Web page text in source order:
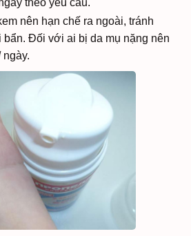
theo yêu cầu.
nên hạn chế ra ngoài, tránh
bẩn. Đối với ai bị da mụ nặng nên